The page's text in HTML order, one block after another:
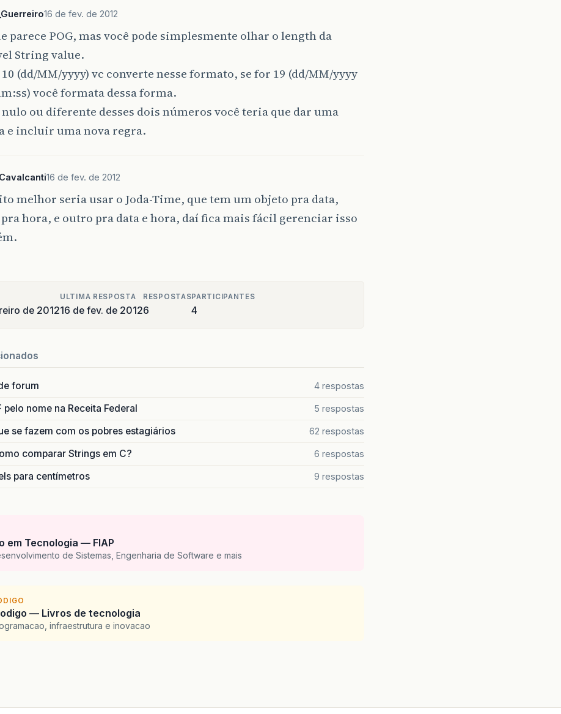
16 de fev. de 2012
parece POG, mas você pode simplesmente olhar o length da
String value.
10 (dd/MM/yyyy) vc converte nesse formato, se for 19 (dd/MM/yyyy
você formata dessa forma.
nulo ou diferente desses dois números você teria que dar uma
e incluir uma nova regra.
16 de fev. de 2012
melhor seria usar o Joda-Time, que tem um objeto pra data,
hora, e outro pra data e hora, daí fica mais fácil gerenciar isso
de 2012
ULTIMA RESPOSTA
16 de fev. de 2012
RESPOSTAS
6
PARTICIPANTES
4
forum 4 respostas
pelo nome na Receita Federal 5 respostas
se fazem com os pobres estagiários 62 respostas
comparar Strings em C? 6 respostas
para centímetros 9 respostas
em Tecnologia — FIAP
de Sistemas, Engenharia de Software e mais
— Livros de tecnologia
infraestrutura e inovacao